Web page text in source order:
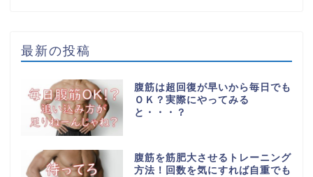
最新の投稿
腹筋は超回復が早いから毎日でも
ＯＫ？実際にやってみる
と・・・？
腹筋を筋肥大させるトレーニング
方法！回数を気にすれば自重でも